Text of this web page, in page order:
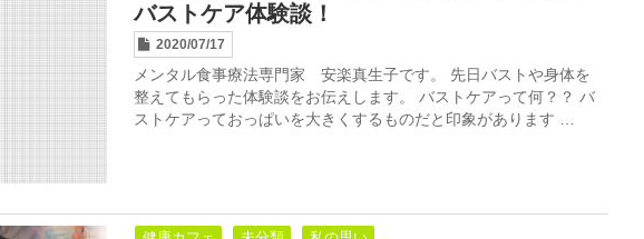
バストケア体験談！
2020/07/17
メンタル食事療法専門家 安楽真生子です。 先日バストや身体を
整えてもらった体験談をお伝えします。 バストケアって何？？ バ
ストケアっておっぱいを大きくするものだと印象があります …